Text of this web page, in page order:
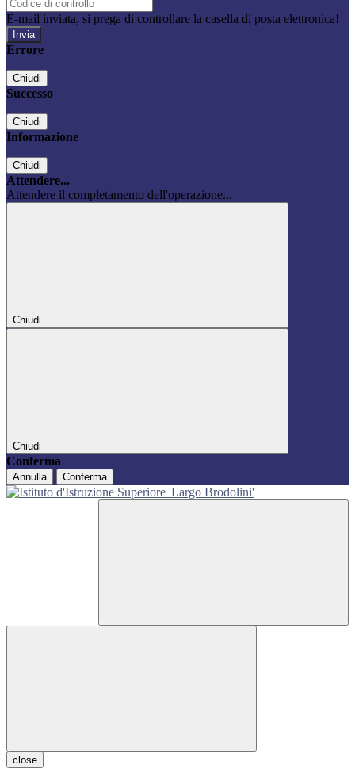
E-mail inviata, si prega di controllare la casella di posta elettronica!
Errore
Chiudi
Successo
Chiudi
Informazione
Chiudi
Attendere...
Attendere il completamento dell'operazione...
Chiudi
Chiudi
Conferma
Annulla Conferma
close